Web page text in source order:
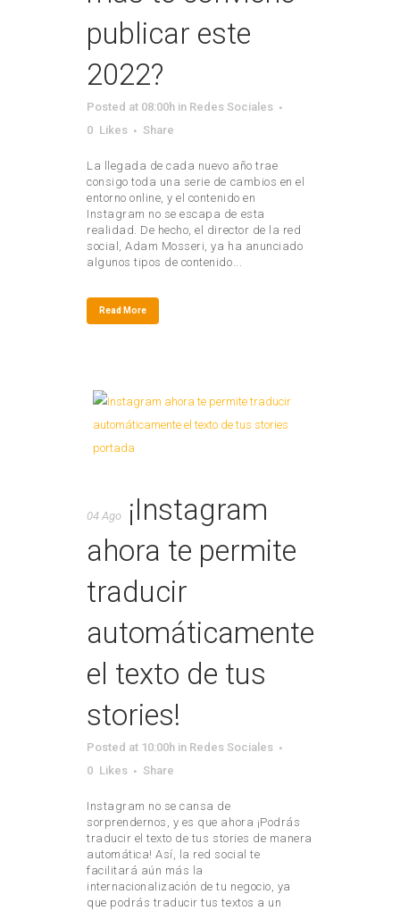
publicar este
2022?
Posted at 08:00h in Redes Sociales
0 Likes Share
La llegada de cada nuevo año trae
consigo toda una serie de cambios en el
entorno online, y el contenido en
Instagram no se escapa de esta
realidad. De hecho, el director de la red
social, Adam Mosseri, ya ha anunciado
algunos tipos de contenido...
Read More
04 Ago
¡Instagram
ahora te permite
traducir
automáticamente
el texto de tus
stories!
Posted at 10:00h in Redes Sociales
0 Likes Share
Instagram no se cansa de
sorprendernos, y es que ahora ¡Podrás
traducir el texto de tus stories de manera
automática! Así, la red social te
facilitará aún más la
internacionalización de tu negocio, ya
que podrás traducir tus textos a un